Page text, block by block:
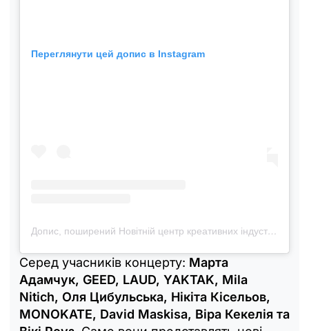
Переглянути цей допис в Instagram
Допис, поширений Новітній центр креативних індустрій (@ncki.ua)
Серед учасників концерту: Марта
Адамчук, GEED, LAUD, YAKTAK, Mila
Nitich, Оля Цибульська, Нікіта Кісельов,
MONOKATE, David Maskisa, Віра Кекелія та